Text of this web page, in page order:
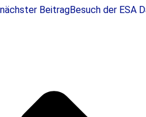
nächster BeitragBesuch der ESA